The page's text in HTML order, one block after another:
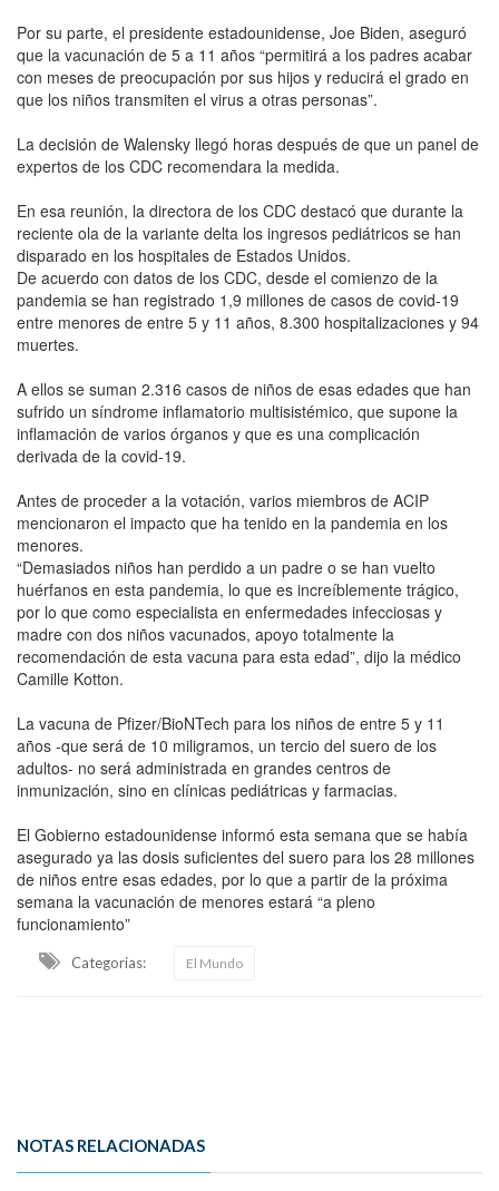
Por su parte, el presidente estadounidense, Joe Biden, aseguró
que la vacunación de 5 a 11 años “permitirá a los padres acabar
con meses de preocupación por sus hijos y reducirá el grado en
que los niños transmiten el virus a otras personas”.
La decisión de Walensky llegó horas después de que un panel de
expertos de los CDC recomendara la medida.
En esa reunión, la directora de los CDC destacó que durante la
reciente ola de la variante delta los ingresos pediátricos se han
disparado en los hospitales de Estados Unidos.
De acuerdo con datos de los CDC, desde el comienzo de la
pandemia se han registrado 1,9 millones de casos de covid-19
entre menores de entre 5 y 11 años, 8.300 hospitalizaciones y 94
muertes.
A ellos se suman 2.316 casos de niños de esas edades que han
sufrido un síndrome inflamatorio multisistémico, que supone la
inflamación de varios órganos y que es una complicación
derivada de la covid-19.
Antes de proceder a la votación, varios miembros de ACIP
mencionaron el impacto que ha tenido en la pandemia en los
menores.
“Demasiados niños han perdido a un padre o se han vuelto
huérfanos en esta pandemia, lo que es increíblemente trágico,
por lo que como especialista en enfermedades infecciosas y
madre con dos niños vacunados, apoyo totalmente la
recomendación de esta vacuna para esta edad”, dijo la médico
Camille Kotton.
La vacuna de Pfizer/BioNTech para los niños de entre 5 y 11
años -que será de 10 miligramos, un tercio del suero de los
adultos- no será administrada en grandes centros de
inmunización, sino en clínicas pediátricas y farmacias.
El Gobierno estadounidense informó esta semana que se había
asegurado ya las dosis suficientes del suero para los 28 millones
de niños entre esas edades, por lo que a partir de la próxima
semana la vacunación de menores estará “a pleno
funcionamiento”
Categorias: El Mundo
NOTAS RELACIONADAS